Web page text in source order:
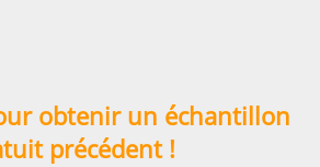
obtenir un échantillon
précédent !